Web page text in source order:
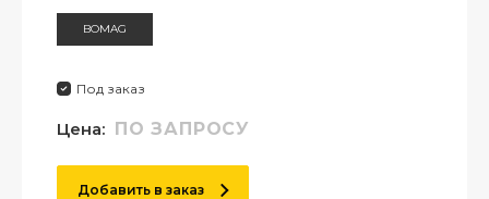
BOMAG
Под заказ
Цена: ПО ЗАПРОСУ
Добавить в заказ